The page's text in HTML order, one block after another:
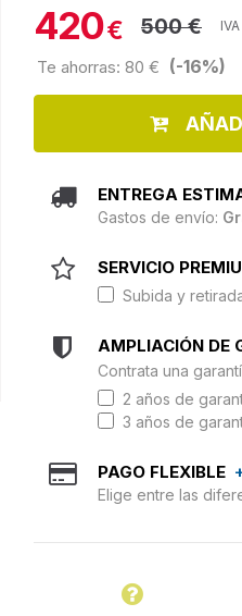
420€ 500 €
Te ahorras: 80 € (-16%)
ENTREGA
Gastos de envío:
SERVICIO
Subida y
AMPLIACIÓN DE
Contrata una
2 años de
3 años de
PAGO FLEXIBLE
Elige entre las